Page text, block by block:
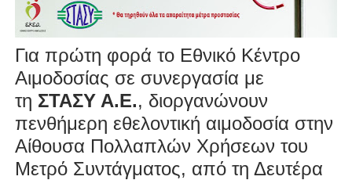
Για πρώτη φορά το Εθνικό Κέντρο
Αιμοδοσίας σε συνεργασία με
τη ΣΤΑΣΥ Α.Ε., διοργανώνουν
πενθήμερη εθελοντική αιμοδοσία στην
Αίθουσα Πολλαπλών Χρήσεων του
Μετρό Συντάγματος, από τη Δευτέρα